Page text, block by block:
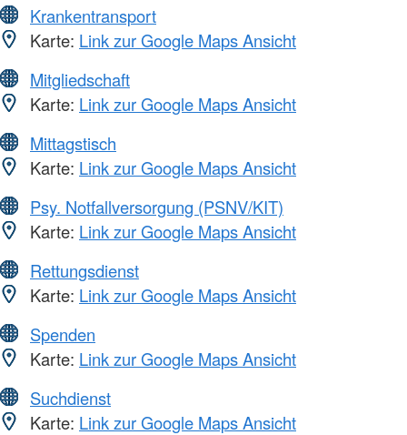
Krankentransport
Karte: Link zur Google Maps Ansicht
Mitgliedschaft
Karte: Link zur Google Maps Ansicht
Mittagstisch
Karte: Link zur Google Maps Ansicht
Psy. Notfallversorgung (PSNV/KIT)
Karte: Link zur Google Maps Ansicht
Rettungsdienst
Karte: Link zur Google Maps Ansicht
Spenden
Karte: Link zur Google Maps Ansicht
Suchdienst
Karte: Link zur Google Maps Ansicht